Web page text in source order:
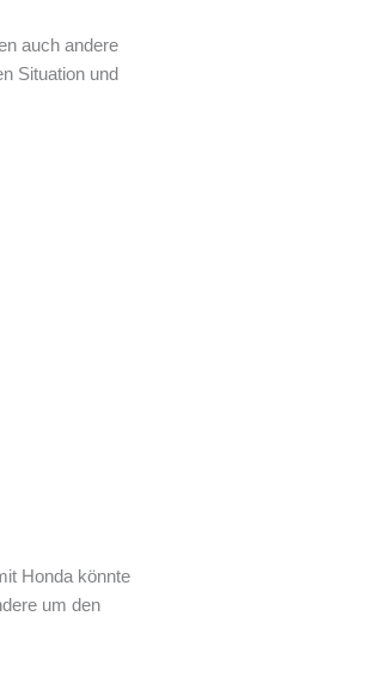
auch andere
Situation und
Honda könnte
um den